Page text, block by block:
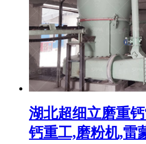
湖北超细立磨重
钙重工,磨粉机,雷